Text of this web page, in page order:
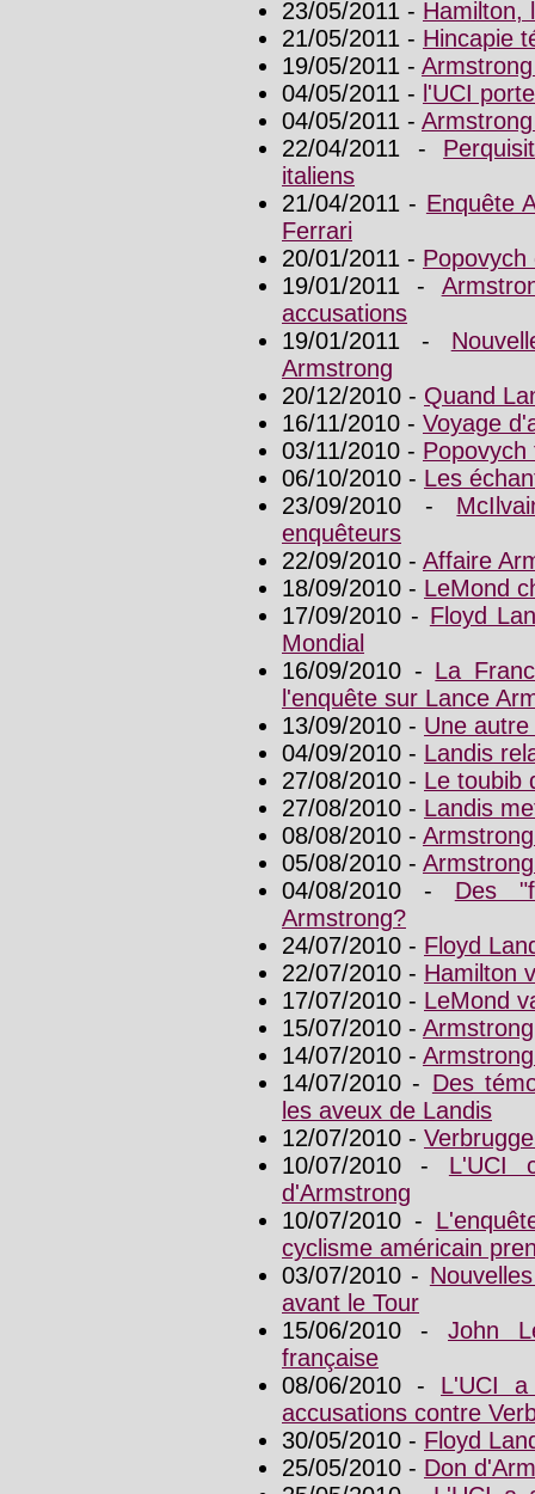
23/05/2011 - Hamilton,
21/05/2011 - Hincapie
19/05/2011 -
04/05/2011 - l'UCI
04/05/2011 -
22/04/2011 -
italiens
21/04/2011 - Enquête
Ferrari
20/01/2011 - Popovych
19/01/2011 -
accusations
19/01/2011 -
Armstrong
20/12/2010 - Quand
16/11/2010 - Voyage
03/11/2010 -
06/10/2010 - Les
23/09/2010 -
enquêteurs
22/09/2010 - Affaire
18/09/2010 - LeMond
17/09/2010 - Floyd
Mondial
16/09/2010 - La
l'enquête sur Lance
13/09/2010 - Une
04/09/2010 - Landis
27/08/2010 - Le toubib
27/08/2010 - Landis
08/08/2010 -
05/08/2010 -
04/08/2010 - Des
Armstrong?
24/07/2010 - Floyd
22/07/2010 - Hamilton
17/07/2010 - LeMond
15/07/2010 -
14/07/2010 -
14/07/2010 - Des
les aveux de Landis
12/07/2010 -
10/07/2010 - L'UCI
d'Armstrong
10/07/2010 -
cyclisme américain
03/07/2010 -
avant le Tour
15/06/2010 - John
française
08/06/2010 - L'UCI
accusations contre
30/05/2010 - Floyd
25/05/2010 - Don